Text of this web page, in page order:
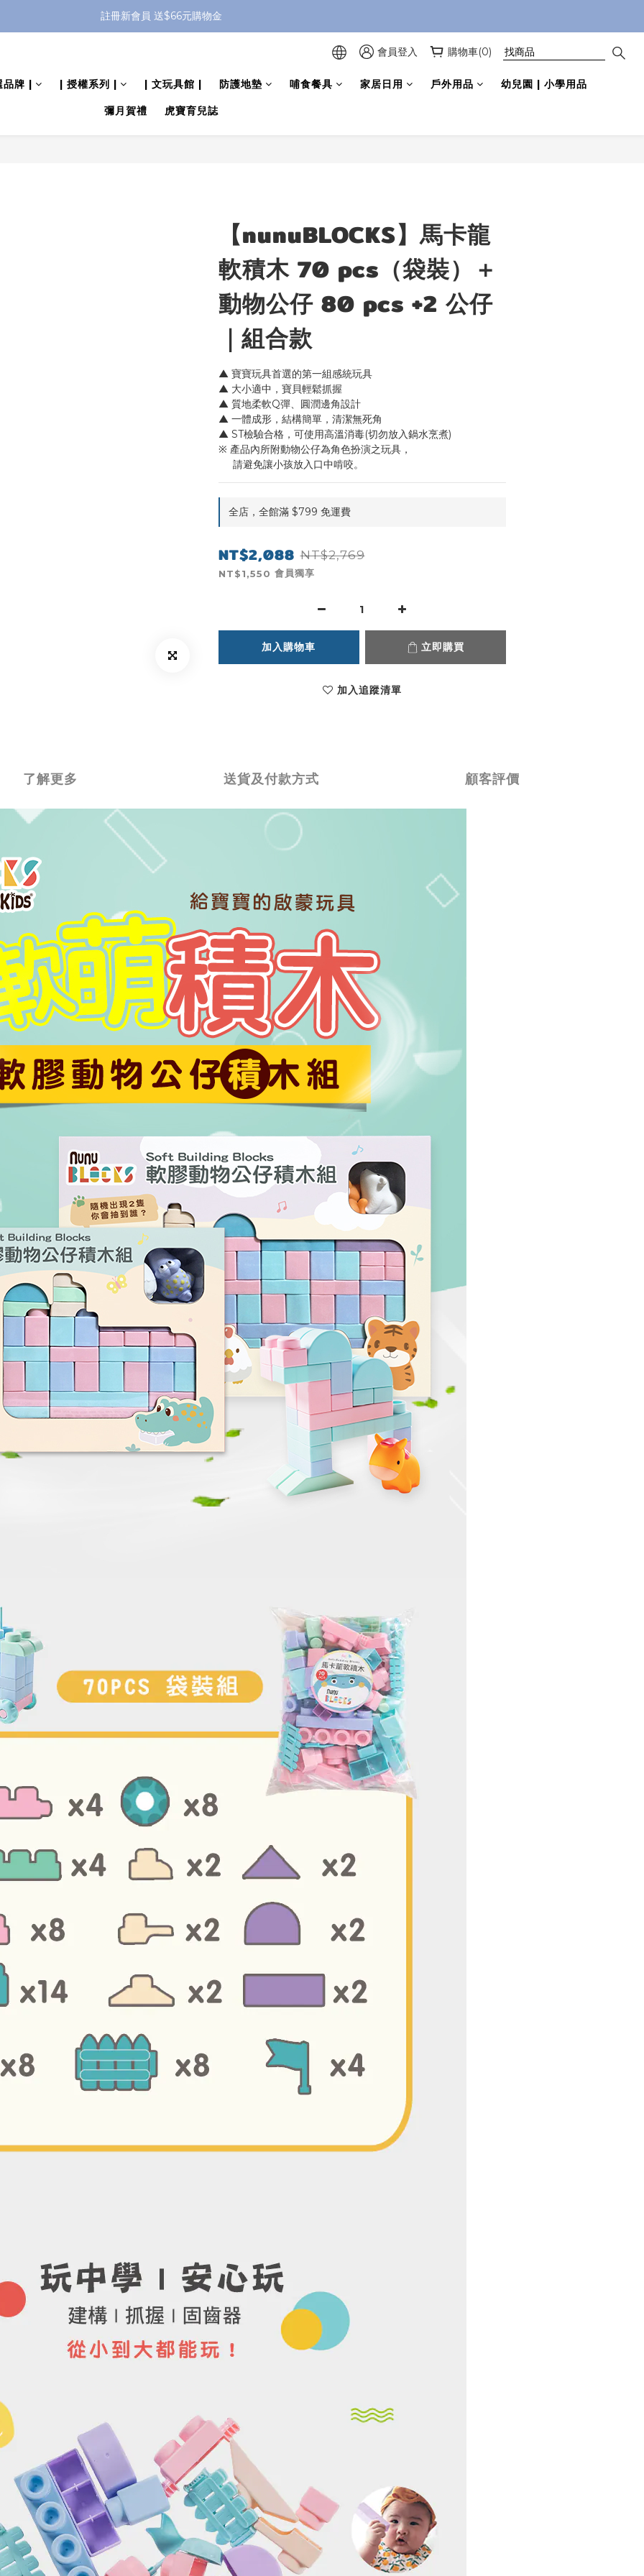
全館滿 $799 免運費 (僅提供台灣本島區域，外島地區請洽客服)
註冊新會員 送$66元購物金
會員登入 購物車(0)
品牌 | | 授權系列 | | 文玩具館 | 防護地墊 哺食餐具 家居日用 戶外用品 幼兒園 | 小學用品
彌月賀禮 虎寶育兒誌
【nunuBLOCKS】馬卡龍
軟積木 70 pcs（袋裝）＋
動物公仔 80 pcs +2 公仔
｜組合款
▲ 寶寶玩具首選的第一組感統玩具
▲ 大小適中，寶貝輕鬆抓握
▲ 質地柔軟Q彈、圓潤邊角設計
▲ 一體成形，結構簡單，清潔無死角
▲ ST檢驗合格，可使用高溫消毒(切勿放入鍋水烹煮)
※ 產品內所附動物公仔為角色扮演之玩具，
     請避免讓小孩放入口中啃咬。
全店，全館滿 $799 免運費
NT$2,088 NT$2,769
NT$1,550 會員獨享
加入購物車 立即購買
加入追蹤清單
了解更多 送貨及付款方式 顧客評價